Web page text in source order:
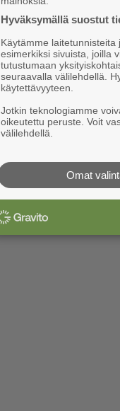
Hyväksymällä suostut
Käytämme
esimerkiksi sivuista, joilla
tutustumaan
seuraavalla välilehdellä.
käytettävyyteen.
Jotkin teknologiamme
oikeutettu peruste. Voit
välilehdellä.
Omat